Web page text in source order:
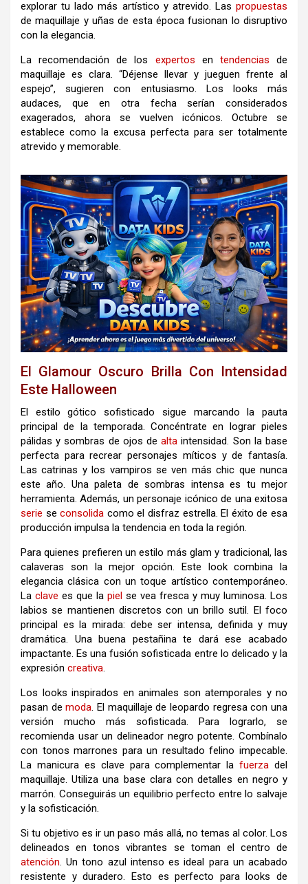
explorar tu lado más artístico y atrevido. Las propuestas
de maquillaje y uñas de esta época fusionan lo disruptivo
con la elegancia.
La recomendación de los expertos en tendencias de
maquillaje es clara. “Déjense llevar y jueguen frente al
espejo”, sugieren con entusiasmo. Los looks más
audaces, que en otra fecha serían considerados
exagerados, ahora se vuelven icónicos. Octubre se
establece como la excusa perfecta para ser totalmente
atrevido y memorable.
El Glamour Oscuro Brilla Con Intensidad
Este Halloween
El estilo gótico sofisticado sigue marcando la pauta
principal de la temporada. Concéntrate en lograr pieles
pálidas y sombras de ojos dealta intensidad. Son la base
perfecta para recrear personajes míticos y de fantasía.
Las catrinas y los vampiros se ven más chic que nunca
este año. Una paleta de sombras intensa es tu mejor
herramienta. Además, un personaje icónico de una exitosa
serie seconsolida como el disfraz estrella. El éxito de esa
producción impulsa la tendencia en toda la región.
Para quienes prefieren un estilo más glam y tradicional, las
calaveras son la mejor opción. Este look combina la
elegancia clásica con un toque artístico contemporáneo.
La clave es que la piel se vea fresca y muy luminosa. Los
labios se mantienen discretos con un brillo sutil. El foco
principal es la mirada: debe ser intensa, definida y muy
dramática. Una buena pestañina te dará ese acabado
impactante. Es una fusión sofisticada entre lo delicado y la
expresión creativa.
Los looks inspirados en animales son atemporales y no
pasan demoda. El maquillaje de leopardo regresa con una
versión mucho más sofisticada. Para lograrlo, se
recomienda usar un delineador negro potente. Combínalo
con tonos marrones para un resultado felino impecable.
La manicura es clave para complementar lafuerza del
maquillaje. Utiliza una base clara con detalles en negro y
marrón. Conseguirás un equilibrio perfecto entre lo salvaje
y la sofisticación.
Si tu objetivo es ir un paso más allá, no temas al color. Los
delineados en tonos vibrantes se toman el centro de
atención. Un tono azul intenso es ideal para un acabado
resistente y duradero. Esto es perfecto para looks de